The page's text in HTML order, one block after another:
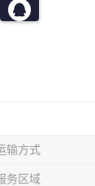
输方式
务区域